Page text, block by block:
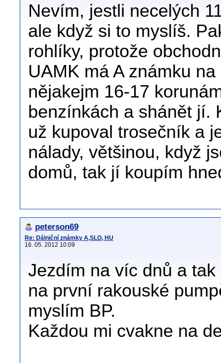
Nevím, jestli necelých
ale když si to myslíš.
rohlíky, protože
UAMK má A známku
nějakejm 16-17
benzínkách a shánět jí.
už kupoval trosečník a
nálady, většinou, když
domů, tak jí koupím
peterson69
Re: Dálniční známky A,SLO, HU
16. 05. 2012 10:09
Jezdím na víc dnů a
na první rakouské
myslím BP.
Každou mi cvakne na